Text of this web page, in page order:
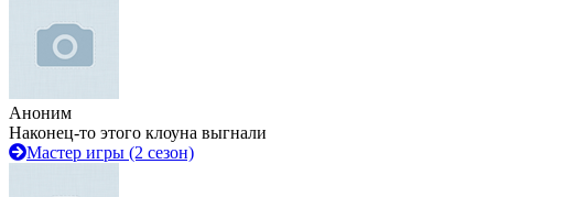
Аноним
Наконец-то этого клоуна выгнали
Мастер игры (2 сезон)